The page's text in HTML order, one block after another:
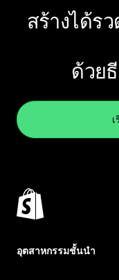
สร้างได้ร
ด้วย
อุตสาหกรรมชั้นนำ